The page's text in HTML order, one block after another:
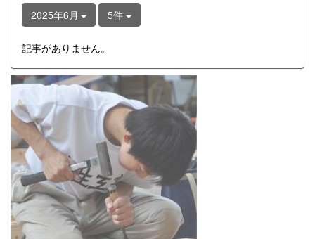
2025年6月 5件
記事がありません。